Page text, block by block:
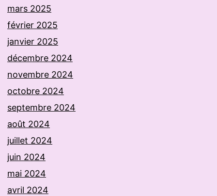
mars 2025
février 2025
janvier 2025
décembre 2024
novembre 2024
octobre 2024
septembre 2024
août 2024
juillet 2024
juin 2024
mai 2024
avril 2024